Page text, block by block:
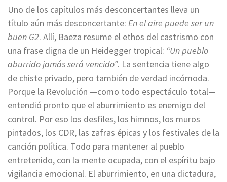
Uno de los capítulos más desconcertantes lleva un
título aún más desconcertante: En el aire puede ser un
buen G2. Allí, Baeza resume el ethos del castrismo con
una frase digna de un Heidegger tropical: “Un pueblo
aburrido jamás será vencido”. La sentencia tiene algo
de chiste privado, pero también de verdad incómoda.
Porque la Revolución —como todo espectáculo total—
entendió pronto que el aburrimiento es enemigo del
control. Por eso los desfiles, los himnos, los muros
pintados, los CDR, las zafras épicas y los festivales de la
canción política. Todo para mantener al pueblo
entretenido, con la mente ocupada, con el espíritu bajo
vigilancia emocional. El aburrimiento, en una dictadura,